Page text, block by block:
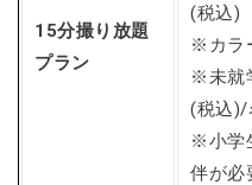
15分撮り放題
プラン
(税込)
※カラ
※未就
(税込)/
※小学
伴が必